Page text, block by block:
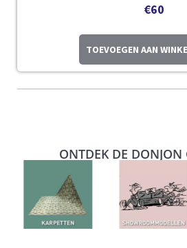
€60
TOEVOEGEN AAN
ONTDEK DE DONJON